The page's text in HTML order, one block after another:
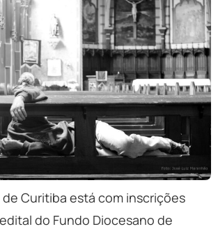
Curitiba está com inscrições
do Fundo Diocesano de